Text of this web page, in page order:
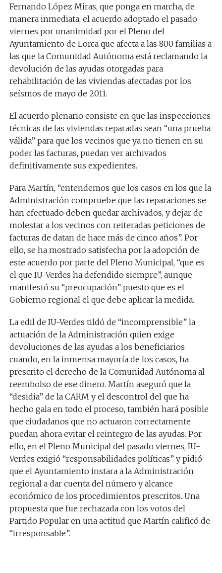
Fernando López Miras, que ponga en marcha, de
manera inmediata, el acuerdo adoptado el pasado
viernes por unanimidad por el Pleno del
Ayuntamiento de Lorca que afecta a las 800 familias a
las que la Comunidad Autónoma está reclamando la
devolución de las ayudas otorgadas para
rehabilitación de las viviendas afectadas por los
seísmos de mayo de 2011.
El acuerdo plenario consiste en que las inspecciones
técnicas de las viviendas reparadas sean “una prueba
válida” para que los vecinos que ya no tienen en su
poder las facturas, puedan ver archivados
definitivamente sus expedientes.
Para Martín, “entendemos que los casos en los que la
Administración compruebe que las reparaciones se
han efectuado deben quedar archivados, y dejar de
molestar a los vecinos con reiteradas peticiones de
facturas de datan de hace más de cinco años”. Por
ello, se ha mostrado satisfecha por la adopción de
este acuerdo por parte del Pleno Municipal, “que es
el que IU-Verdes ha defendido siempre”, aunque
manifestó su “preocupación” puesto que es el
Gobierno regional el que debe aplicar la medida.
La edil de IU-Verdes tildó de “incomprensible” la
actuación de la Administración quien exige
devoluciones de las ayudas a los beneficiarios
cuando, en la inmensa mayoría de los casos, ha
prescrito el derecho de la Comunidad Autónoma al
reembolso de ese dinero. Martín aseguró que la
“desidia” de la CARM y el descontrol del que ha
hecho gala en todo el proceso, también hará posible
que ciudadanos que no actuaron correctamente
puedan ahora evitar el reintegro de las ayudas. Por
ello, en el Pleno Municipal del pasado viernes, IU-
Verdes exigió “responsabilidades políticas” y pidió
que el Ayuntamiento instara a la Administración
regional a dar cuenta del número y alcance
económico de los procedimientos prescritos. Una
propuesta que fue rechazada con los votos del
Partido Popular en una actitud que Martín calificó de
“irresponsable”.